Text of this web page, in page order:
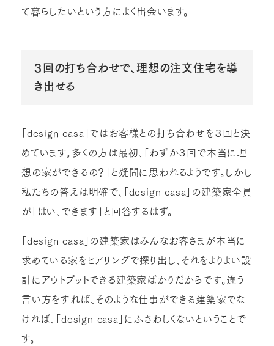
て暮らしたいという方によく出会います。
３回の打ち合わせで、理想の注文住宅を導
き出せる
「design casa」ではお客様との打ち合わせを３回と決
めています。多くの方は最初、「わずか３回で本当に理
想の家ができるの？」と疑問に思われるようです。しかし
私たちの答えは明確で、「design casa」の建築家全員
が「はい、できます」と回答するはず。
「design casa」の建築家はみんなお客さまが本当に
求めている家をヒアリングで探り出し、それをよりよい設
計にアウトプットできる建築家ばかりだからです。違う
言い方をすれば、そのような仕事ができる建築家でな
ければ、「design casa」にふさわしくないということで
す。